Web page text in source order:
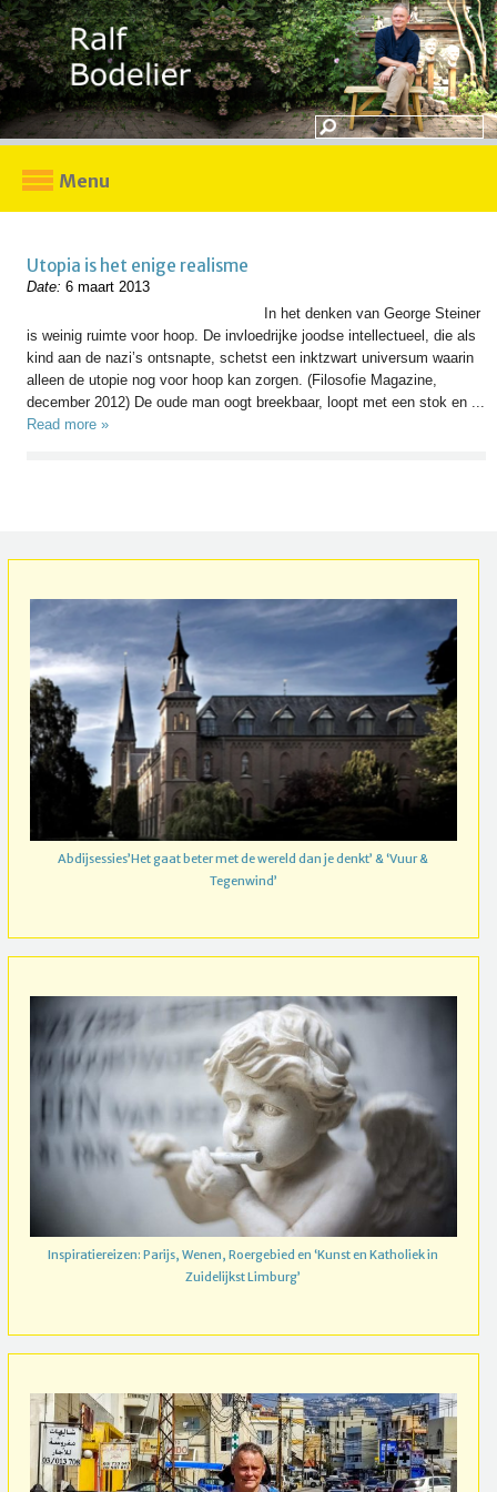
Menu
Utopia is het enige realisme
Date: 6 maart 2013
In het denken van George Steiner
is weinig ruimte voor hoop. De invloedrijke joodse intellectueel, die als
kind aan de nazi’s ontsnapte, schetst een inktzwart universum waarin
alleen de utopie nog voor hoop kan zorgen. (Filosofie Magazine,
december 2012) De oude man oogt breekbaar, loopt met een stok en ...
Read more »
Abdijsessies’Het gaat beter met de wereld dan je denkt’ & ‘Vuur &
Tegenwind’
Inspiratiereizen: Parijs, Wenen, Roergebied en ‘Kunst en Katholiek in
Zuidelijkst Limburg’